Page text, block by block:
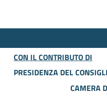
CON IL CONTRIBUTO DI
PRESIDENZA DEL
CAMERA